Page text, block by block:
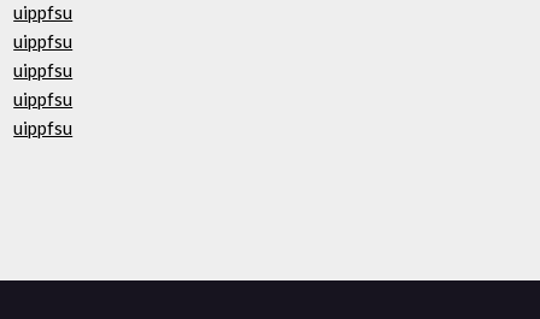
uippfsu
uippfsu
uippfsu
uippfsu
uippfsu